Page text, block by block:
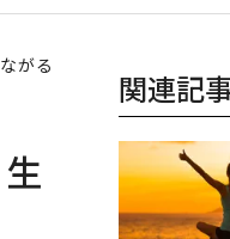
がる
関連記